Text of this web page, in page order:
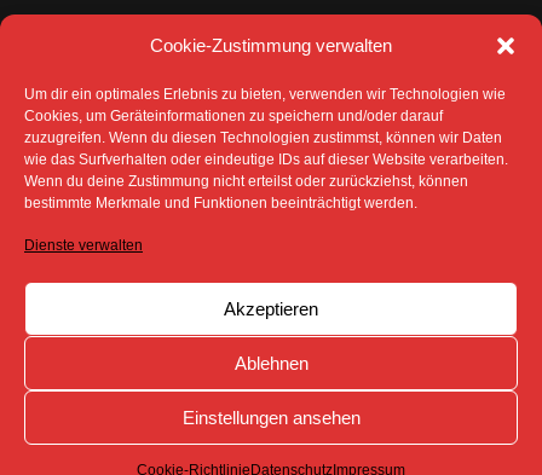
Cookie-Zustimmung verwalten
Um dir ein optimales Erlebnis zu bieten, verwenden wir Technologien wie
Cookies, um Geräteinformationen zu speichern und/oder darauf
zuzugreifen. Wenn du diesen Technologien zustimmst, können wir Daten
wie das Surfverhalten oder eindeutige IDs auf dieser Website verarbeiten.
Wenn du deine Zustimmung nicht erteilst oder zurückziehst, können
bestimmte Merkmale und Funktionen beeinträchtigt werden.
Dienste verwalten
Akzeptieren
Ablehnen
Einstellungen ansehen
Cookie-Richtlinie Datenschutz Impressum
IMPRESSUM
VERÖFFENTLICHTEN INFORMATIONEN UNTERLIEGEN -
SOFERN NICHT ANDERS GEKENNZEICHNET- DEM
COPYRIGHT DES SPREEBOTE ONLINE ODER WERDEN
MIT ERLAUBNIS DER RECHTEINHABER
VERÖFFENTLICHT.